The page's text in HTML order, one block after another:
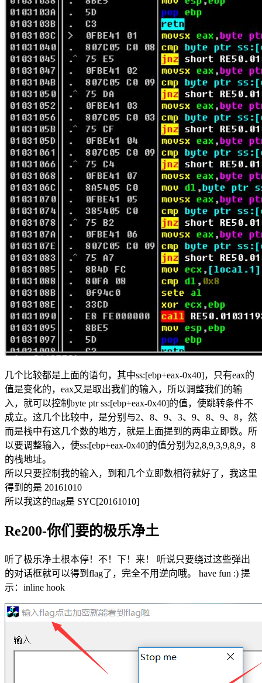
几个比较都是上面的语句，其中ss:[ebp+eax-0x40]，只有eax的
值是变化的，eax又是取出我们的输入，所以调整我们的输
入，就可以控制byte ptr ss:[ebp+eax-0x40]的值，使跳转条件不
成立。这几个比较中，是分别与2、8、9、3、9、8、9、8，然
而是栈中有这几个数的地方，就是上面提到的两串立即数。所
以要调整输入，使ss:[ebp+eax-0x40]的值分别为2,8,9,3,9,8,9，8
的栈地址。
所以只要控制我的输入，到和几个立即数相符就好了，我这里
得到的是 20161010
所以我这的flag是 SYC[20161010]
Re200-你们要的极乐净土
听了极乐净土根本停！不！下！来！ 听说只要绕过这些弹出
的对话框就可以得到flag了，完全不用逆向哦。 have fun :) 提
示：inline hook